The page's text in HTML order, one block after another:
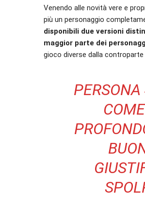
Venendo alle novità vere e
più un personaggio
disponibili due versioni
maggior parte dei
gioco diverse dalla